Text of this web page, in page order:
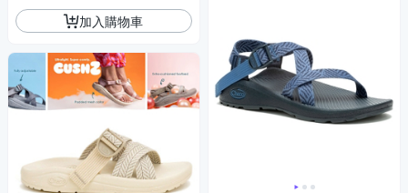
加入購物車